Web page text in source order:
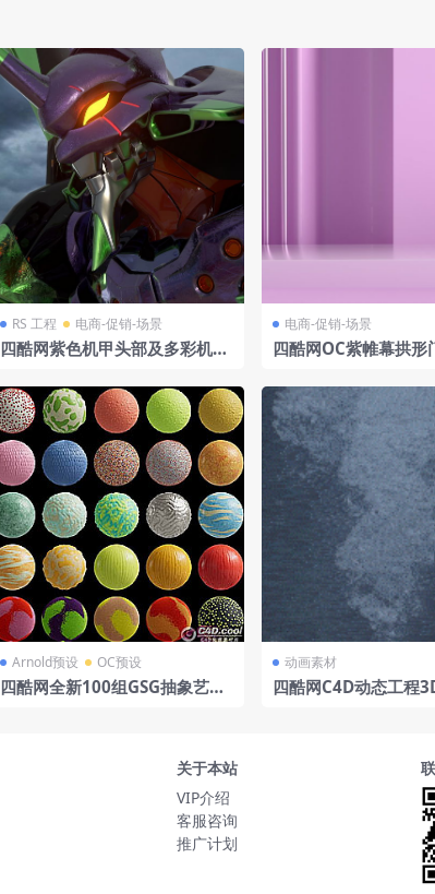
RS 工程 电商-促销-场景
四酷网紫色机甲头部及多彩机
电商-促销-场景
四酷网OC紫帷幕拱形
Arnold预设 OC预设
四酷网全新100组GSG抽象艺术
动画素材
四酷网C4D动态工程
关于本站
VIP介绍
客服咨询
推广计划